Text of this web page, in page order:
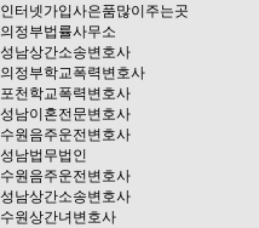
인터넷가입사은품많이주는곳
의정부법률사무소
성남상간소송변호사
의정부학교폭력변호사
포천학교폭력변호사
성남이혼전문변호사
수원음주운전변호사
성남법무법인
수원음주운전변호사
성남상간소송변호사
수원상간녀변호사